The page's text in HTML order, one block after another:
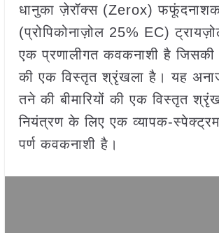
धानुका ज़ेरॉक्स (Zerox)
(प्रोपिकोनाज़ोल 25% EC)
एक प्रणालीगत कवकनाशी है जिसकी
की एक विस्तृत श्रृंखला है। यह
तने की बीमारियों की एक विस्तृत
नियंत्रण के लिए एक व्यापक-
पर्ण कवकनाशी है।